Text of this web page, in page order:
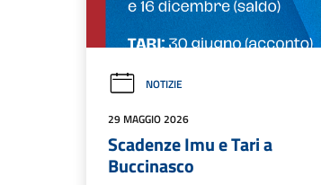
NOTIZIE
29 MAGGIO 2026
Scadenze Imu e Tari a
Buccinasco